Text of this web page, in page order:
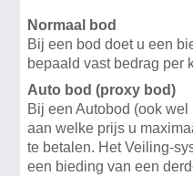
Normaal bod
Bij een bod doet u een
bepaald vast bedrag per
Auto bod (proxy bod)
Bij een Autobod (ook
aan welke prijs u
te betalen. Het Veiling-
een bieding van een